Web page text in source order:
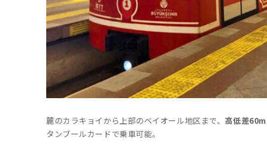
麓のカラキョイから上部のベイオール地区まで、 高低差60m
タンブールカードで乗車可能。